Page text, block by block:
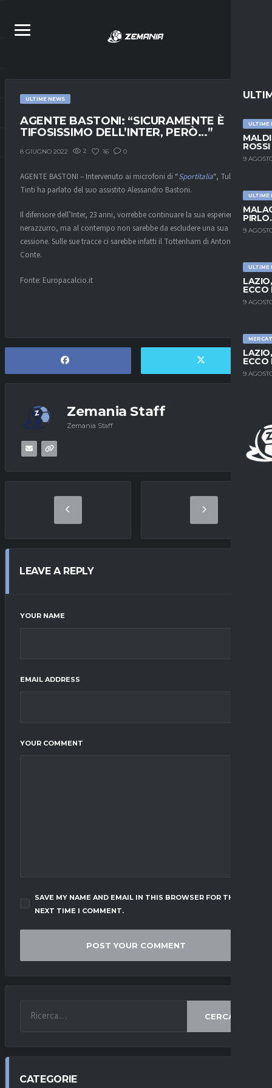
ULTIME
9
ULTIME
9
ULTIME
ECCO
9
ECCO
9
ULTIME NEWS
AGENTE BASTONI: “SICURAMENTE È
TIFOSISSIMO DELL’INTER, PERÒ…”
8 GIUGNO 2022 2 16 0
AGENTE BASTONI – Intervenuto ai microfoni di “Sportitalia“, Tullio
Tinti ha parlato del suo assistito Alessandro Bastoni.
Il difensore dell’Inter, 23 anni, vorrebbe continuare la sua esperienza in
nerazzurro, ma al contempo non sarebbe da escludere una sua
cessione. Sulle sue tracce ci sarebbe infatti il Tottenham di Antonio
Conte.
Fonte: Europacalcio.it
Zemania Staff
Zemania Staff
LEAVE A REPLY
YOUR NAME
EMAIL ADDRESS
YOUR COMMENT
SAVE MY NAME AND EMAIL IN THIS BROWSER FOR THE
NEXT TIME I COMMENT.
CERCA
CATEGORIE